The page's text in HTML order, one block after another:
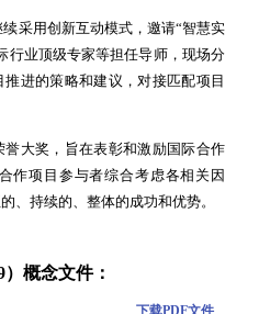
采用创新互动模式，邀请“智慧实
行业顶级专家等担任导师，现场分
进的策略和建议，对接匹配项目
大奖，旨在表彰和激励国际合作
作项目参与者综合考虑各相关因
、持续的、整体的成功和优势。
概念文件：
下载PDF文件